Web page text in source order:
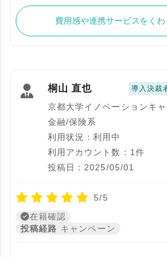
費用感や連携サービスをくわ
桐山 直也 導入決裁
京都大学イノベーションキ
金融/保険系
利用状況：利用中
利用アカウント数：1件
投稿日：2025/05/01
5/5
在籍確認
投稿経路 キャンペーン